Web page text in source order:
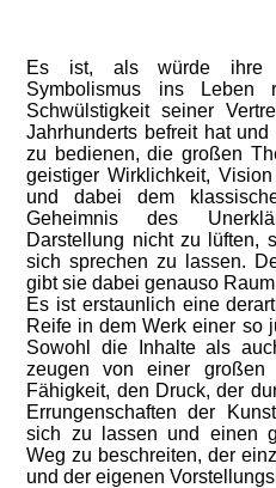
Es ist, als würde ihre
Symbolismus ins
Schwülstigkeit seiner
Jahrhunderts befreit hat
zu bedienen, die großen
geistiger Wirklichkeit,
und dabei dem
Geheimnis des
Darstellung nicht zu lüften,
sich sprechen zu lassen.
gibt sie dabei genauso
Es ist erstaunlich eine
Reife in dem Werk einer so
Sowohl die Inhalte als
zeugen von einer großen
Fähigkeit, den Druck, der
Errungenschaften der
sich zu lassen und einen
Weg zu beschreiten, der
und der eigenen